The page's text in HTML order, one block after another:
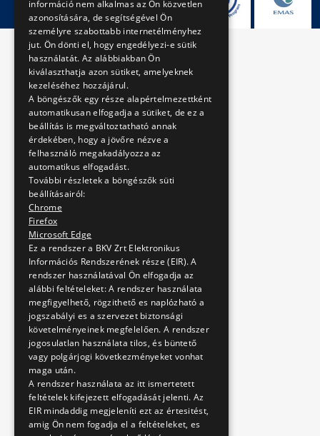
információ nem alkalmas az Ön közvetlen
azonosítására, de segítségével Ön
személyre szabottabb internetélményhez
jut. Ön dönti el, hogy engedélyezi-e sütik
használatát. Az alábbiakban Ön
kiválaszthatja azon sütiket, amelyeknek
kezeléséhez hozzájárul.
A böngészők egy része alapértelmezettként
automatikusan elfogadja a sütiket, de ez a
beállítás is megváltoztatható annak
érdekében, hogy a jövőre nézve a
felhasználó megakadályozza az
automatikus elfogadást.
További részletek a böngészők süti
beállításairól:
Chrome
Firefox
Microsoft Edge
Ez a rendszer a BKV Zrt Elektronikus
Információs Rendszerének része (EIR). A
rendszer használatával Ön elfogadja az
alábbi feltételeket: A rendszer használata
megfigyelhető, rögzithető es naplózható a
jogszabályi es a szervezet biztonsági
követelményeinek megfelelően. A rendszer
jogosulatlan használata tilos, és büntető
vagy polgárjogi következményeket vonhat
maga után.
A rendszer használata az itt ismertetett
feltételek kifejezett elfogadását jelenti. Az
EIR mindaddig megjeleníti ezt az értesitést,
amig Ön nem fogadja el a feltételeket, es